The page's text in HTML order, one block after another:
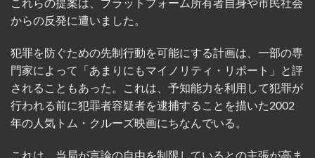
からの反発に遭いました。
犯罪を防ぐための先制行動を可能にする計画は、一部の専
門家によって「あまりにもマイノリティ・リポート」と評
されることもあった。これは、予知能力を利用して犯罪が
行われる前に犯罪者容疑者を逮捕することを描いた2002
年の人気トム・クルーズ映画にちなんでいる。
これは、当局が言論の自由を制限しているとの主張が高ま